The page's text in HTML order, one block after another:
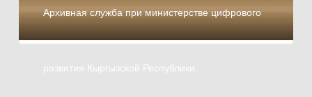
ЧОН – Части особого назначения
Архивная служба при министерстве цифрового
развития Кыргызской Республики